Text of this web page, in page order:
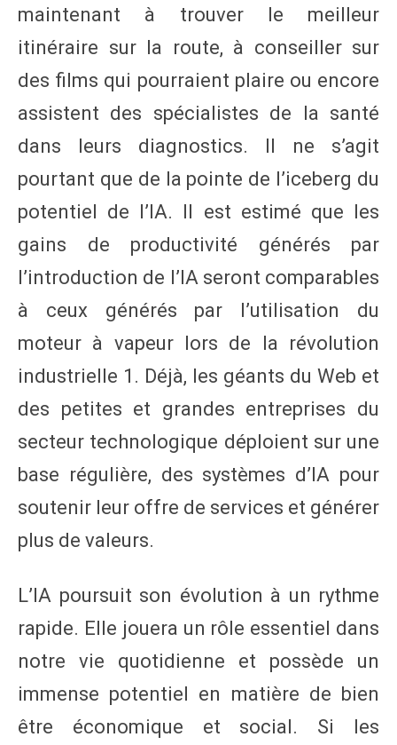
maintenant à trouver le meilleur
itinéraire sur la route, à conseiller sur
des films qui pourraient plaire ou encore
assistent des spécialistes de la santé
dans leurs diagnostics. Il ne s’agit
pourtant que de la pointe de l’iceberg du
potentiel de l’IA. Il est estimé que les
gains de productivité générés par
l’introduction de l’IA seront comparables
à ceux générés par l’utilisation du
moteur à vapeur lors de la révolution
industrielle 1. Déjà, les géants du Web et
des petites et grandes entreprises du
secteur technologique déploient sur une
base régulière, des systèmes d’IA pour
soutenir leur offre de services et générer
plus de valeurs.
L’IA poursuit son évolution à un rythme
rapide. Elle jouera un rôle essentiel dans
notre vie quotidienne et possède un
immense potentiel en matière de bien
être économique et social. Si les